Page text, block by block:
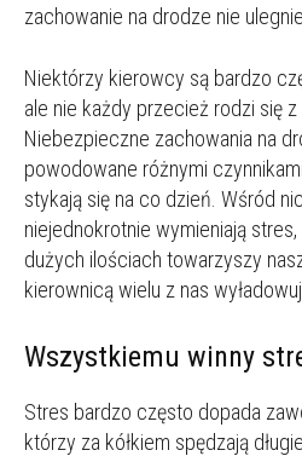
zachowanie na drodze nie
Niektórzy kierowcy są bardzo
ale nie każdy przecież rodzi się
Niebezpieczne zachowania na
powodowane różnymi
stykają się na co dzień. Wśród
niejednokrotnie wymieniają
dużych ilościach towarzyszy
kierownicą wielu z nas
Wszystkiemu winny
Stres bardzo często dopada
którzy za kółkiem spędzają